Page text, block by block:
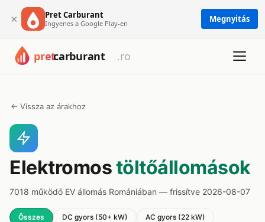
× Pret Carburant
Ingyenes a Google Play-en Megnyitás
← Vissza az árakhoz
Elektromostöltőállomások
7018 működő EV állomás Romániában — frissítve 2026-08-07
Összes DC gyors (50+ kW) AC gyors (22 kW)